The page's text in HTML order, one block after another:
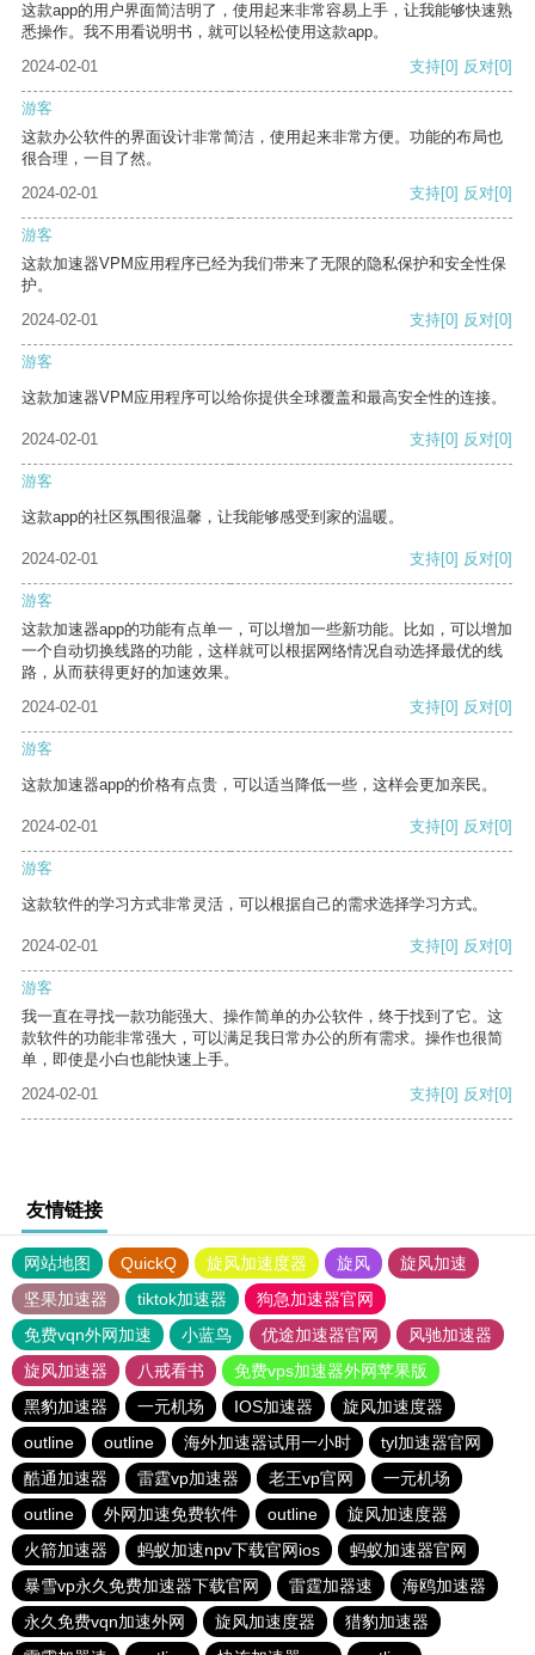
这款app的用户界面简洁明了，使用起来非常容易上手，让我能够快速熟
悉操作。我不用看说明书，就可以轻松使用这款app。
2024-02-01
支持[0] 反对[0]
游客
这款办公软件的界面设计非常简洁，使用起来非常方便。功能的布局也
很合理，一目了然。
2024-02-01
支持[0] 反对[0]
游客
这款加速器VPM应用程序已经为我们带来了无限的隐私保护和安全性保
护。
2024-02-01
支持[0] 反对[0]
游客
这款加速器VPM应用程序可以给你提供全球覆盖和最高安全性的连接。
2024-02-01 支持[0] 反对[0]
游客
这款app的社区氛围很温馨，让我能够感受到家的温暖。
2024-02-01 支持[0] 反对[0]
游客
这款加速器app的功能有点单一，可以增加一些新功能。比如，可以增加
一个自动切换线路的功能，这样就可以根据网络情况自动选择最优的线
路，从而获得更好的加速效果。
2024-02-01
支持[0] 反对[0]
游客
这款加速器app的价格有点贵，可以适当降低一些，这样会更加亲民。
2024-02-01 支持[0] 反对[0]
游客
这款软件的学习方式非常灵活，可以根据自己的需求选择学习方式。
2024-02-01 支持[0] 反对[0]
游客
我一直在寻找一款功能强大、操作简单的办公软件，终于找到了它。这
款软件的功能非常强大，可以满足我日常办公的所有需求。操作也很简
单，即使是小白也能快速上手。
2024-02-01
支持[0] 反对[0]
友情链接
网站地图 QuickQ 旋风加速度器 旋风
旋风加速
坚果加速器
tiktok加速器
狗急加速器官网
免费vqn外网加速
小蓝鸟 优途加速器官网
风驰加速器
旋风加速器
八戒看书
免费vps加速器外网苹果版
黑豹加速器
一元机场 IOS加速器
旋风加速度器
outline
outline 海外加速器试用一小时
tyl加速器官网
酷通加速器
雷霆vp加速器 老王vp官网
一元机场
outline
外网加速免费软件 outline
旋风加速度器
火箭加速器
蚂蚁加速npv下载官网ios
蚂蚁加速器官网
暴雪vp永久免费加速器下载官网
雷霆加器速
海鸥加速器
永久免费vqn加速外网
旋风加速度器
猎豹加速器